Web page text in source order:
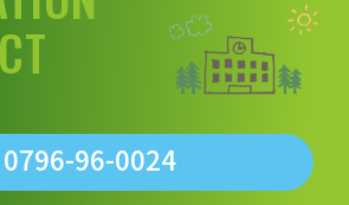
0796-96-0024